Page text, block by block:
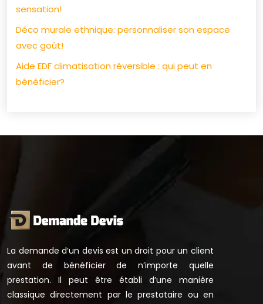
sensation!
Déco murale ethnique: personnaliser son espace
avec goût!
Aide EDF climatisation réversible : qui peut en
bénéficier?
La demande d’un devis est un droit pour un client
avant de bénéficier de n’importe quelle
prestation. Il peut être établi d’une manière
classique directement par le prestataire ou en